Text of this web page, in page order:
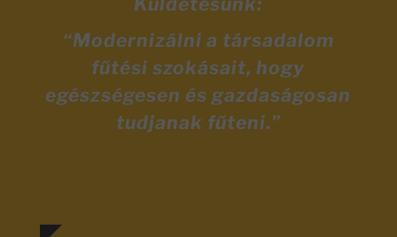
“Modernizálni a társadalom
fűtési szokásait, hogy
egészségesen és gazdaságosan
tudjanak fűteni.”